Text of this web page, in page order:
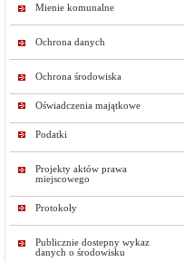
Mienie komunalne
Ochrona danych
Ochrona środowiska
Oświadczenia majątkowe
Podatki
Projekty aktów prawa
miejscowego
Protokoły
Publicznie dostepny wykaz
danych o środowisku